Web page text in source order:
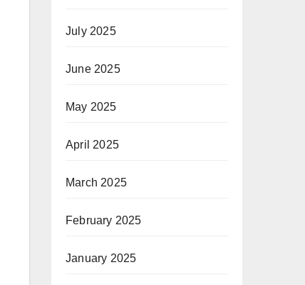
July 2025
June 2025
May 2025
April 2025
March 2025
February 2025
January 2025